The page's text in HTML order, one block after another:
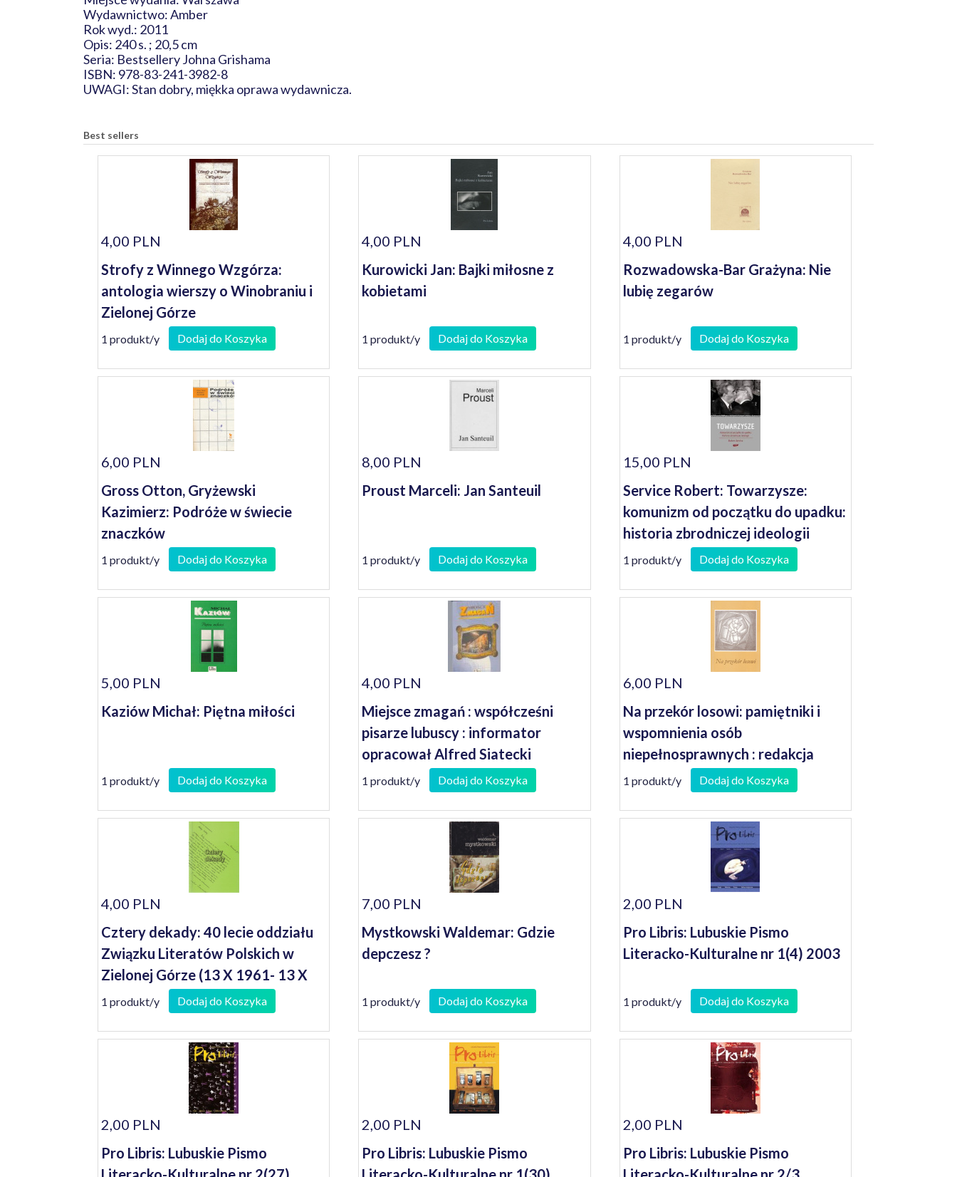
Wydawnictwo: Amber
Rok wyd.: 2011
Opis: 240 s. ; 20,5 cm
Seria: Bestsellery Johna Grishama
ISBN: 978-83-241-3982-8
UWAGI: Stan dobry, miękka oprawa wydawnicza.
Best sellers
4,00 PLN
Strofy z Winnego Wzgórza:
antologia wierszy o Winobraniu i
Zielonej Górze
1 produkt/y Dodaj do Koszyka
4,00 PLN
Kurowicki Jan: Bajki miłosne z
kobietami
1 produkt/y Dodaj do Koszyka
4,00 PLN
Rozwadowska-Bar Grażyna: Nie
lubię zegarów
1 produkt/y Dodaj do Koszyka
6,00 PLN
Gross Otton, Gryżewski
Kazimierz: Podróże w świecie
znaczków
1 produkt/y Dodaj do Koszyka
8,00 PLN
Proust Marceli: Jan Santeuil
1 produkt/y Dodaj do Koszyka
15,00 PLN
Service Robert: Towarzysze:
komunizm od początku do upadku:
historia zbrodniczej ideologii
1 produkt/y Dodaj do Koszyka
5,00 PLN
Kaziów Michał: Piętna miłości
1 produkt/y Dodaj do Koszyka
4,00 PLN
Miejsce zmagań : współcześni
pisarze lubuscy : informator
opracował Alfred Siatecki
1 produkt/y Dodaj do Koszyka
6,00 PLN
Na przekór losowi: pamiętniki i
wspomnienia osób
niepełnosprawnych : redakcja
Janusz Koniusz
1 produkt/y Dodaj do Koszyka
4,00 PLN
Cztery dekady: 40 lecie oddziału
Związku Literatów Polskich w
Zielonej Górze (13 X 1961- 13 X
2001)
1 produkt/y Dodaj do Koszyka
7,00 PLN
Mystkowski Waldemar: Gdzie
depczesz ?
1 produkt/y Dodaj do Koszyka
2,00 PLN
Pro Libris: Lubuskie Pismo
Literacko-Kulturalne nr 1(4) 2003
1 produkt/y Dodaj do Koszyka
2,00 PLN
Pro Libris: Lubuskie Pismo
2,00 PLN
Pro Libris: Lubuskie Pismo
2,00 PLN
Pro Libris: Lubuskie Pismo